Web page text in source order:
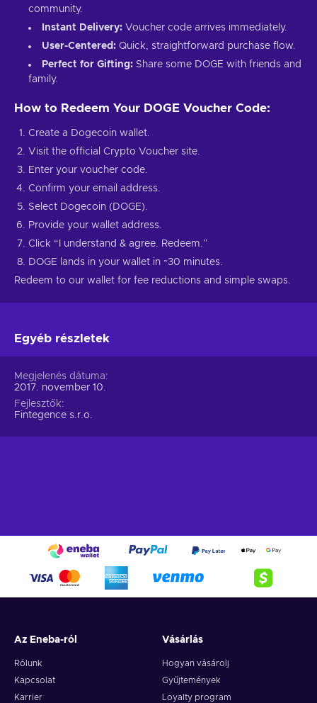
community.
Instant Delivery: Voucher code arrives immediately.
User-Centered: Quick, straightforward purchase flow.
Perfect for Gifting: Share some DOGE with friends and
family.
How to Redeem Your DOGE Voucher Code:
Create a Dogecoin wallet.
Visit the official Crypto Voucher site.
Enter your voucher code.
Confirm your email address.
Select Dogecoin (DOGE).
Provide your wallet address.
Click “I understand & agree. Redeem.”
DOGE lands in your wallet in ~30 minutes.
Redeem to our wallet for fee reductions and simple swaps.
Egyéb részletek
Megjelenés dátuma
2017. november 10.
Fejlesztők
Fintegence s.r.o.
Az Eneba-ról
Rólunk
Kapcsolat
Karrier
Vásárlás
Hogyan vásárolj
Gyűjtemények
Loyalty program